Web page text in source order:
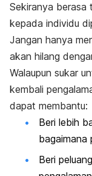
Sekiranya berasa
kepada individu
Jangan hanya
akan hilang
Walaupun sukar
kembali
dapat membantu:
Beri lebih
bagaimana
Beri